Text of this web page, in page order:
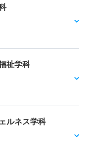
祉学科
ルネス学科